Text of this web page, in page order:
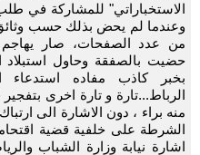
وعندما لم يحض بذلك حسب وثائق
من عدد الصفحات، صار
حضيت بالصفقة وحاول استبلاد
بخبر كاذب مفاده استدعاء
الرباط...تارة و تارة اخرى
منه براء ، دون الاشارة الى
الشرطة على خلفية قضية
اشارة نيابة وزارة الشباب